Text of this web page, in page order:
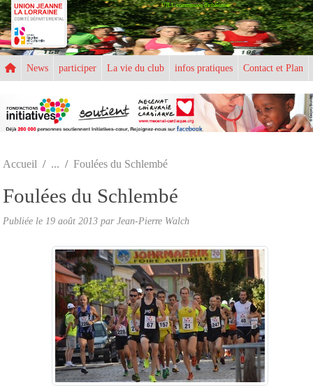
UJLL commission d'athlétisme
News participer La vie du club infos pratiques Contact et Plan
Accueil Foulées du Schlembé
Foulées du Schlembé
Publiée le 19 août 2013 parJean-Pierre Walch
Panneau de gestion des cookies